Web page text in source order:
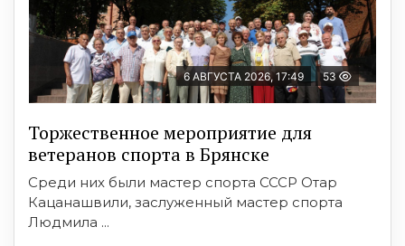
6 АВГУСТА 2026, 17:49 53
Торжественное мероприятие для
ветеранов спорта в Брянске
Среди них были мастер спорта СССР Отар
Кацанашвили, заслуженный мастер спорта
Людмила ...